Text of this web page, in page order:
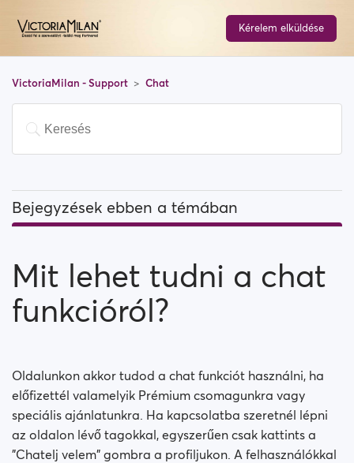
Kérelem elküldése
VictoriaMilan - Support Chat
Bejegyzések ebben a témában
Korlátozva van, hogy hány felhasználónak lehet írni
egy nap?
Mit lehet tudni a chat
funkcióról?
Oldalunkon akkor tudod a chat funkciót használni, ha
előfizettél valamelyik Prémium csomagunkra vagy
speciális ajánlatunkra. Ha kapcsolatba szeretnél lépni
az oldalon lévő tagokkal, egyszerűen csak kattints a
"Chatelj velem" gombra a profiljukon. A felhasználókkal